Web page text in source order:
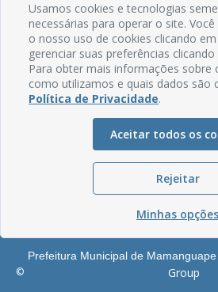
Email:
Expediente: Segunda à Sexta, das
Mapa do Site
Perguntas frequentes
Glossário
Serviços Internos
©
Prefeitura Municipal de Mamanguape
Group
Usamos cookies e tecnologias
necessárias para operar o site.
o nosso uso de cookies clicando
gerenciar suas preferências clicando
Para obter mais informações sobre
como utilizamos e quais dados são
Política de Privacidade.
Aceitar todos os
Rejeitar
Minhas opções